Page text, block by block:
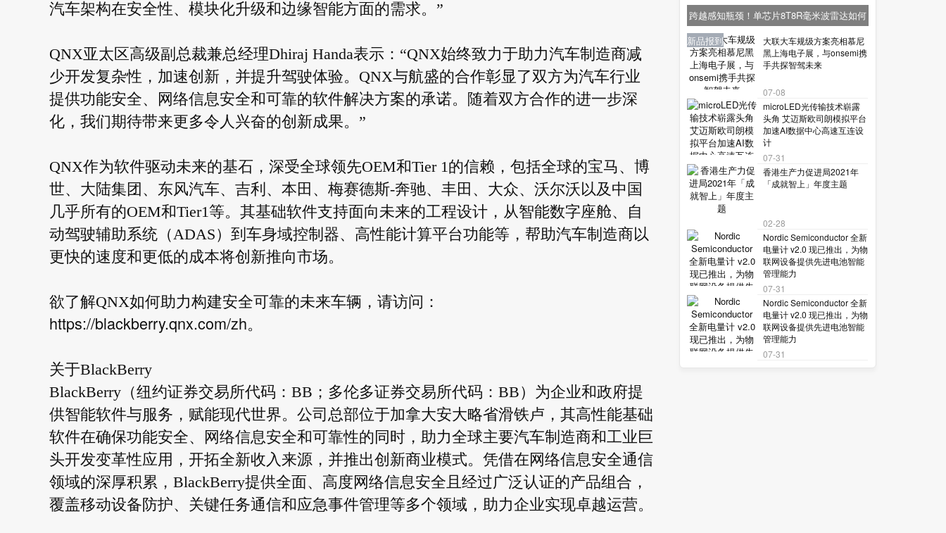
汽车架构在安全性、模块化升级和边缘智能方面的需求。”
QNX亚太区高级副总裁兼总经理Dhiraj Handa表示：“QNX始终致力于助力汽车制造商减
少开发复杂性，加速创新，并提升驾驶体验。QNX与航盛的合作彰显了双方为汽车行业
提供功能安全、网络信息安全和可靠的软件解决方案的承诺。随着双方合作的进一步深
化，我们期待带来更多令人兴奋的创新成果。”
QNX作为软件驱动未来的基石，深受全球领先OEM和Tier 1的信赖，包括全球的宝马、博
世、大陆集团、东风汽车、吉利、本田、梅赛德斯-奔驰、丰田、大众、沃尔沃以及中国
几乎所有的OEM和Tier1等。其基础软件支持面向未来的工程设计，从智能数字座舱、自
动驾驶辅助系统（ADAS）到车身域控制器、高性能计算平台功能等，帮助汽车制造商以
更快的速度和更低的成本将创新推向市场。
欲了解QNX如何助力构建安全可靠的未来车辆，请访问：
https://blackberry.qnx.com/zh。
关于BlackBerry
BlackBerry（纽约证券交易所代码：BB；多伦多证券交易所代码：BB）为企业和政府提
供智能软件与服务，赋能现代世界。公司总部位于加拿大安大略省滑铁卢，其高性能基础
软件在确保功能安全、网络信息安全和可靠性的同时，助力全球主要汽车制造商和工业巨
头开发变革性应用，开拓全新收入来源，并推出创新商业模式。凭借在网络信息安全通信
领域的深厚积累，BlackBerry提供全面、高度网络信息安全且经过广泛认证的产品组合，
覆盖移动设备防护、关键任务通信和应急事件管理等多个领域，助力企业实现卓越运营。
跨越感知瓶颈！单芯片8T8R毫米波雷达如何
让机器人读懂复杂世界？
业界资讯
大联大车规级方案亮相慕尼
黑上海电子展，与onsemi携
手共探智驾未来
07-08
业界资讯
microLED光传输技术崭露
头角 艾迈斯欧司朗模拟平台
加速AI数据中心高速互连设
计
07-31
业界资讯
香港生产力促进局2021年
「成就智上」年度主题
02-28
新品报到
Nordic Semiconductor 全新
电量计 v2.0 现已推出，为物
联网设备提供先进电池智能
管理能力
07-31
新品报到
Nordic Semiconductor 全新
电量计 v2.0 现已推出，为物
联网设备提供先进电池智能
管理能力
07-31